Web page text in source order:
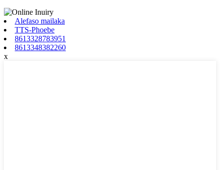
Alefaso mailaka
TTS-Phoebe
8613328783951
8613348382260
x